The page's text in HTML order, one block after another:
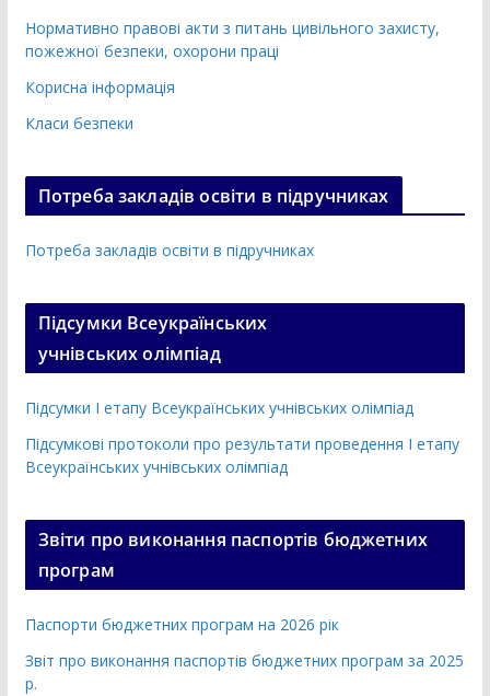
Нормативно правові акти з питань цивільного захисту,
пожежної безпеки, охорони праці
Корисна інформація
Класи безпеки
Потреба закладів освіти в підручниках
Потреба закладів освіти в підручниках
Підсумки Всеукраїнських
учнівських олімпіад
Підсумки І етапу Всеукраїнських учнівських олімпіад
Підсумкові протоколи про результати проведення І етапу
Всеукраїнських учнівських олімпіад
Звіти про виконання паспортів бюджетних
програм
Паспорти бюджетних програм на 2026 рік
Звіт про виконання паспортів бюджетних програм за 2025
р.